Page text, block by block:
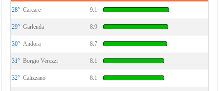
28° Carcare 9.1
29° Garlenda 8.9
30° Andora 8.7
31° Borgio Verezzi 8.1
32° Calizzano 8.1